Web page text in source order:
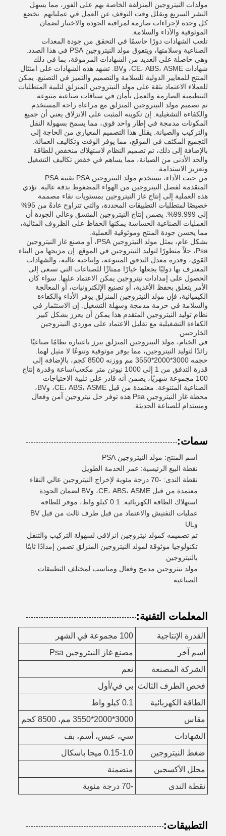
مولدات النيتروجين المنزلقة الخاصة بهم على الفور، مما يسهل
النشر السريع ويقلل وقت التوقف عن العمل في عملياتهم. تخضع
كل وحدة لإجراءات صارمة لمراقبة الجودة والاختبار لضمان
الموثوقية والأداء والسلامة.
تلعب الشهادات دورًا حاسمًا في التحقق من جودة المعدات
الصناعية وسلامتها، ويتفوق مولد النيتروجين PSA في هذا الصدد.
وهي حاصلة على العديد من الشهادات المرموقة، بما في ذلك
شهادات CE، ABS، ASME، وBV. تشهد هذه الشهادات على امتثال
المنتج للمعايير الدولية للسلامة والتصميم والتميز في التصنيع. يمكن
للعملاء الاعتماد بثقة على مولد النيتروجين المنزلق لتلبية المتطلبات
التنظيمية الصارمة والعمل بأمان في سياقات صناعية متنوعة.
تم تصميم مولد النيتروجين المنزلق مع مراعاة راحة المستخدم
والكفاءة التشغيلية. إن تكوينه المثبت على الانزلاق يعني أن جميع
المكونات مدمجة في إطار واحد قوي، مما يسمح بسهولة النقل
والتركيب والصيانة. يقلل هذا التصميم المعياري من الحاجة إلى
التجميع المكثف في الموقع، مما يوفر الوقت وتكاليف العمالة.
بالإضافة إلى ذلك، تم تصميم النظام لاستهلاك منخفض للطاقة
والحد الأدنى من الصيانة، مما يساهم في خفض تكاليف التشغيل
وتعزيز الاستدامة.
من حيث الأداء، يستخدم مولد النيتروجين PSA تقنية PSA
المتقدمة لفصل النيتروجين من الهواء المضغوط بدقة عالية. تؤدي
هذه العملية إلى إنتاج غاز النيتروجين بمستويات نقاء مصممة
خصيصًا لمتطلبات التطبيقات المحددة، والتي تتراوح عادةً من 95%
إلى 99.999%. يضمن إنتاج النيتروجين المتسق وعالي الجودة أن
العمليات الصناعية الحساسة يمكنها الحفاظ على الظروف المثالية،
مما يحسن جودة المنتج وموثوقية العملية.
بشكل عام، يمثل مولد النيتروجين PSA، أو مصنع غاز النيتروجين
Psa، حلاً متطورًا لتوليد النيتروجين في الموقع. إن مزيجها من البناء
القوي، وقدرة معدل التدفق المتنوعة، وإنتاجية عالية، والشهادات
المعترف بها دوليًا يجعلها خيارًا ممتازًا للصناعات التي تسعى إلى
الحصول على إمدادات نيتروجين يمكن الاعتماد عليها. سواء كان
الأمر يتعلق بحفظ الأغذية، أو تصنيع الإلكترونيات، أو المعالجة
الكيميائية، فإن مولد النيتروجين المنزلق يوفر الأداء والكفاءة
والسلامة في حزمة مدمجة وسهلة التشغيل. إن الاستثمار في
نظام توليد النيتروجين المتقدم هذا يمكن أن يعزز بشكل كبير
الكفاءة التشغيلية مع تقليل الاعتماد على موردي النيتروجين
الخارجيين.
في الختام، مولد النيتروجين المنزلق يبرز باعتباره نظامًا صناعيًا
رائدًا لتوليد النيتروجين، مما يوفر موثوقية وتنوعًا لا مثيل لهما.
حجمه 3000*2000*3550 مم ووزنه 8500 كجم، بالإضافة إلى
قدرة التدفق من 1 إلى 1000 نيوتن متر مكعب/ساعة وقدرة إنتاج
100 مجموعة شهريًا، يضمن أنه قادر على تلبية الاحتياجات
الصناعية المتنوعة. معتمدة من قبل CE، ABS، ASME، وBV،
محطة غاز النيتروجين Psa هذه توفر حل نيتروجين آمن وفعال
ومستدام للصناعة الحديثة.
سمات:
اسم المنتج: مولد النيتروجين PSA
نقطة البيع الرئيسية: عمر الخدمة الطويل
نقطة الندى: -70 درجة مئوية لإخراج النيتروجين عالي النقاء
معتمدة من قبل CE، ABS، ASME، وBV لضمان الجودة
استهلاك الطاقة الكهربائية: 0.1 كيلو واط، موفر للطاقة
عمليات التفتيش والاعتماد من قبل طرف ثالث من قبل BV
وUL
تم تصميمه كمولد نيتروجين انزلاقي لسهولة التركيب والتنقل
تكنولوجيا موثوقة لمولد النيتروجين المنزلق تضمن إمدادًا ثابتًا
بالنيتروجين
مولد نيتروجين مدمج وفعال ومناسب لمختلف التطبيقات
الصناعية
المعلمات التقنية:
القدرة الإنتاجية
100 مجموعة في الشهر
اسم آخر
مصنع غاز النيتروجين Psa
الشركة المصنعة
نعم
فحص الطرف الثالث
بي في/أول
الطاقة الكهربائية
0.1 كيلو واط
مقاس
3000*2000*3550 مم، 8500 كجم
الشهادات
سي، عبس، أسم، بف
ضغط النيتروجين
0.15-1.0 ميجا باسكال
محلل الأكسجين
متضمنة
نقطة الندى
-70 درجة مئوية
التطبيقات: